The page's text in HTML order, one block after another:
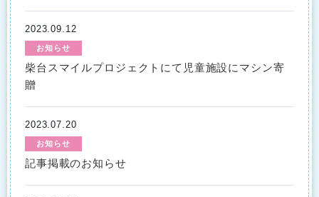
2023.09.12
お知らせ
柴台スマイルプロジェクトにて児童施設にマシン寄
贈
2023.07.20
お知らせ
記事掲載のお知らせ